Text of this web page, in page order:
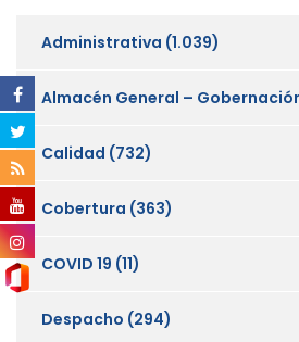
Administrativa (1.039)
Almacén General –
Calidad (732)
Cobertura (363)
COVID 19 (11)
Despacho (294)